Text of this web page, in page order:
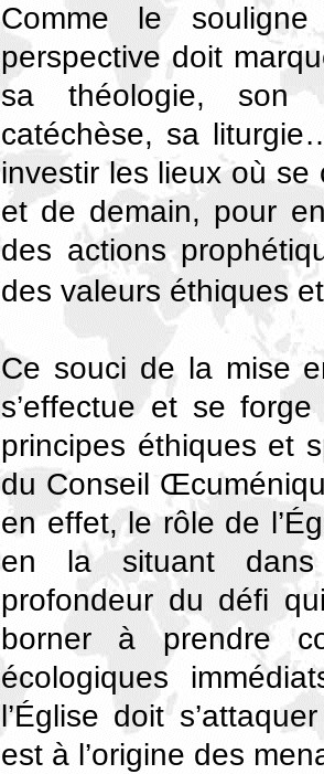
Comme le
perspective doit
sa théologie, son
catéchèse, sa
investir les lieux où se
et de demain, pour
des actions
des valeurs éthiques
Ce souci de la mise
s’effectue et se
principes éthiques et
du Conseil
en effet, le rôle de
en la situant
profondeur du défi
borner à prendre
écologiques
l’Église doit
est à l’origine des